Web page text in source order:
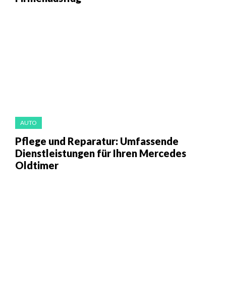
AUTO
Pflege und Reparatur: Umfassende
Dienstleistungen für Ihren Mercedes
Oldtimer